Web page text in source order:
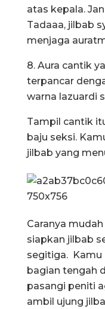
atas kepala.
Tadaaa, jilbab
menjaga
8. Aura cantik
terpancar
warna lazuardi
Tampil cantik
baju seksi.
jilbab yang
Caranya
siapkan jilbab
segitiga. Kamu
bagian tengah
pasangi peniti
ambil ujung